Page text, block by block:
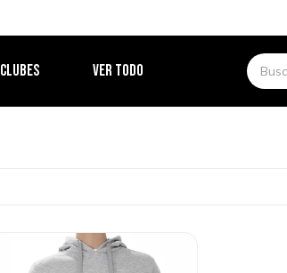
CLUBES VER TODO